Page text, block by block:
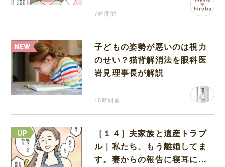
7時間前
子どもの姿勢が悪いのは視力
のせい？猫背解消法を眼科医
岩見理事長が解説
16時間前
［１４］夫家族と遺産トラブ
ル｜私たち、もう離婚してま
す。妻からの報告に寝耳に水